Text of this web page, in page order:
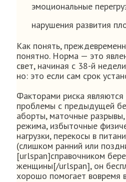
эмоциональные
нарушения развития
Как понять,
понятно. Норма — это
свет, начиная с 38-й
но: это если сам срок
Факторами риска являются
проблемы с предыдущей
аборты, маточные
режима, избыточные
нагрузки, перекосы в
(слишком ранний или
[urlspan]справочником
женщины[/urlspan], он
хорошо помогает вовремя